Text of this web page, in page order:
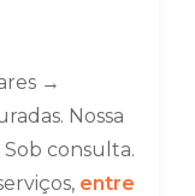
→
Nossa
consulta.
entre